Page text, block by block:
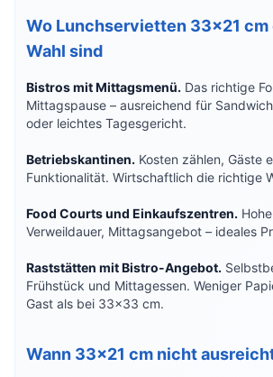
Wo Lunchservietten 33×21
Wahl sind
Bistros mit Mittagsmenü. Das richtige
Mittagspause – ausreichend für
oder leichtes Tagesgericht.
Betriebskantinen. Kosten zählen, Gäste
Funktionalität. Wirtschaftlich die richtige
Food Courts und Einkaufszentren.
Verweildauer, Mittagsangebot – ideales
Raststätten mit Bistro-Angebot.
Frühstück und Mittagessen. Weniger
Gast als bei 33×33 cm.
Wann 33×21 cm nicht